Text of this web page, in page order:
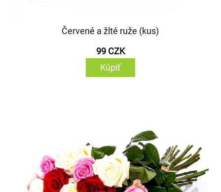
Červené a žlté ruže (kus)
99 CZK
Kúpiť